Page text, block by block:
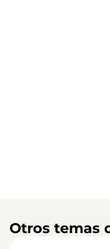
Otros temas